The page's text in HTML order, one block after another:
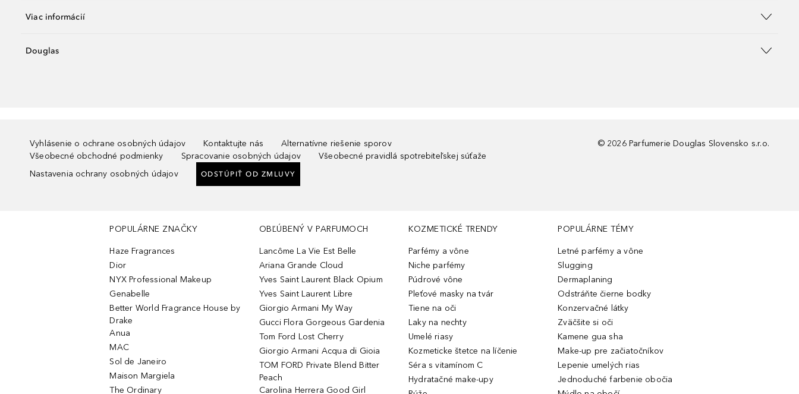
Viac informácií
Douglas
Vyhlásenie o ochrane osobných údajov Kontaktujte nás
Alternatívne riešenie sporov
Všeobecné obchodné podmienky
Spracovanie osobných údajov
Všeobecné pravidlá spotrebiteľskej súťaže
Nastavenia ochrany osobných údajov
ODSTÚPIŤ OD ZMLUVY
© 2026 Parfumerie Douglas Slovensko s.r.o.
POPULÁRNE ZNAČKY
Haze Fragrances
Dior
NYX Professional Makeup
Genabelle
Better World Fragrance House by
Drake
Anua
MAC
Sol de Janeiro
Maison Margiela
The Ordinary
OBĽÚBENÝ V PARFUMOCH
Lancôme La Vie Est Belle
Ariana Grande Cloud
Yves Saint Laurent Black Opium
Yves Saint Laurent Libre
Giorgio Armani My Way
Gucci Flora Gorgeous Gardenia
Tom Ford Lost Cherry
Giorgio Armani Acqua di Gioia
TOM FORD Private Blend Bitter
Peach
Carolina Herrera Good Girl
KOZMETICKÉ TRENDY
Parfémy a vône
Niche parfémy
Púdrové vône
Pleťové masky na tvár
Tiene na oči
Laky na nechty
Umelé riasy
Kozmeticke štetce na líčenie
Séra s vitamínom C
Hydratačné make-upy
POPULÁRNE TÉMY
Letné parfémy a vône
Slugging
Dermaplaning
Odstráňte čierne bodky
Konzervačné látky
Zväčšite si oči
Kamene gua sha
Make-up pre začiatočníkov
Lepenie umelých rias
Jednoduché farbenie obočia